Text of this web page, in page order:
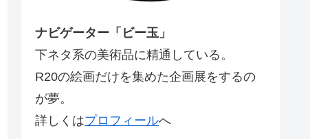
ナビゲーター「ビー玉」
下ネタ系の美術品に精通している。
R20の絵画だけを集めた企画展をするの
が夢。
詳しくはプロフィールへ